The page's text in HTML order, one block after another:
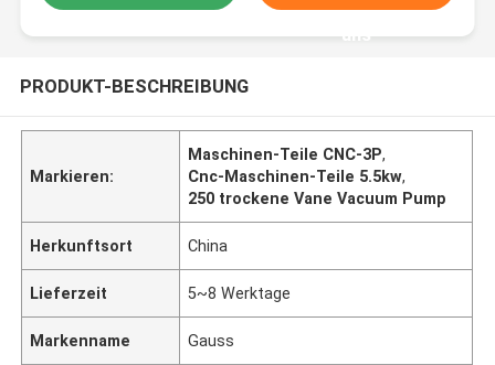
uns
PRODUKT-BESCHREIBUNG
Markieren:
Maschinen-Teile CNC-3P,
Cnc-Maschinen-Teile 5.5kw,
250 trockene Vane Vacuum Pump
Herkunftsort China
Lieferzeit 5~8 Werktage
Markenname Gauss